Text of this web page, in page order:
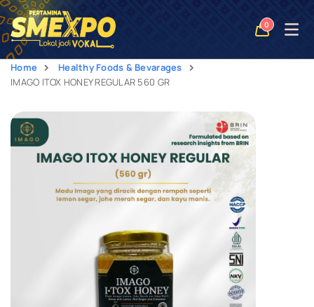
0
Open
Home
Healthy Foods & Bevarages
IMAGO ITOX HONEY REGULAR 560 GR